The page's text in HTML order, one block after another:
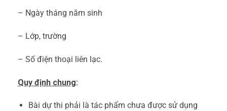
– Ngày tháng năm sinh
– Lớp, trường
– Số điện thoại liên lạc.
Quy định chung:
Bài dự thi phải là tác phẩm chưa được sử dụng